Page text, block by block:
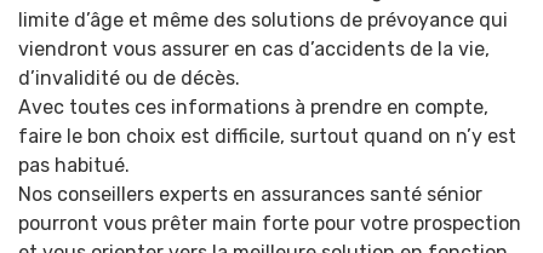
limite d’âge et même des solutions de prévoyance qui
viendront vous assurer en cas d’accidents de la vie,
d’invalidité ou de décès.
Avec toutes ces informations à prendre en compte,
faire le bon choix est difficile, surtout quand on n’y est
pas habitué.
Nos conseillers experts en assurances santé sénior
pourront vous prêter main forte pour votre prospection